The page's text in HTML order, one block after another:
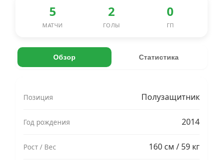
5
МАТЧИ
2
ГОЛЫ
0
ГП
Обзор Статистика
Позиция Полузащитник
Год рождения 2014
Рост / Вес 160 см / 59 кг